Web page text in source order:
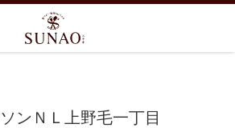
ンＮＬ上野毛一丁目